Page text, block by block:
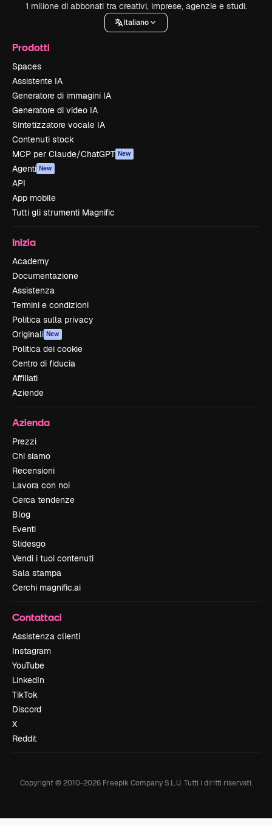
1 milione di abbonati tra creativi, imprese, agenzie e studi.
Italiano
Prodotti
Spaces
Assistente IA
Generatore di immagini IA
Generatore di video IA
Sintetizzatore vocale IA
Contenuti stock
MCP per Claude/ChatGPT New
Agenti New
API
App mobile
Tutti gli strumenti Magnific
Inizia
Academy
Documentazione
Assistenza
Termini e condizioni
Politica sulla privacy
Originali New
Politica dei cookie
Centro di fiducia
Affiliati
Aziende
Azienda
Prezzi
Chi siamo
Recensioni
Lavora con noi
Cerca tendenze
Blog
Eventi
Slidesgo
Vendi i tuoi contenuti
Sala stampa
Cerchi magnific.ai
Contattaci
Assistenza clienti
Instagram
YouTube
LinkedIn
TikTok
Discord
X
Reddit
Copyright © 2010-2026Freepik Company S.L.U. Tutti i diritti riservati.